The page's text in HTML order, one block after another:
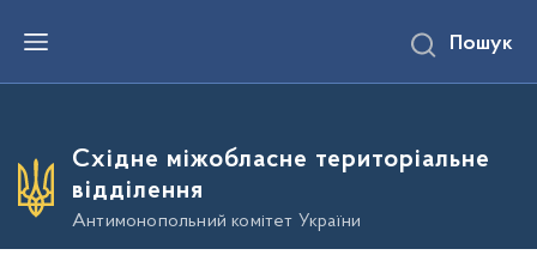
е
о
о
Пошук
Східне міжобласне територіальне
відділення
Антимонопольний комітет України